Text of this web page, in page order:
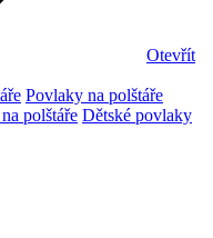
Otevřít
Povlaky na polštáře
polštáře Dětské povlaky